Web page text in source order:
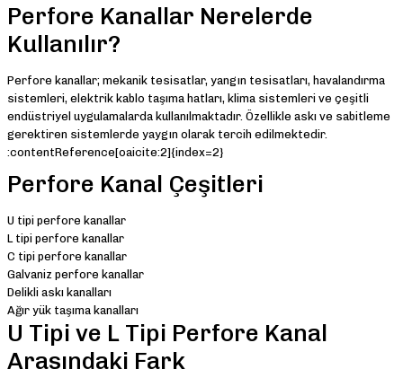
Perfore Kanallar Nerelerde
Kullanılır?
Perfore kanallar; mekanik tesisatlar, yangın tesisatları, havalandırma
sistemleri, elektrik kablo taşıma hatları, klima sistemleri ve çeşitli
endüstriyel uygulamalarda kullanılmaktadır. Özellikle askı ve sabitleme
gerektiren sistemlerde yaygın olarak tercih edilmektedir.
:contentReference[oaicite:2]{index=2}
Perfore Kanal Çeşitleri
U tipi perfore kanallar
L tipi perfore kanallar
C tipi perfore kanallar
Galvaniz perfore kanallar
Delikli askı kanalları
Ağır yük taşıma kanalları
U Tipi ve L Tipi Perfore Kanal
Arasındaki Fark